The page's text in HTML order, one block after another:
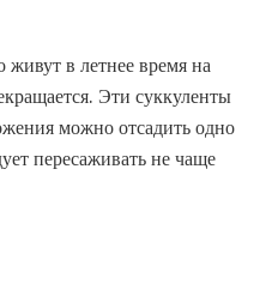
в летнее время на
Эти суккуленты
можно отсадить одно
пересаживать не чаще